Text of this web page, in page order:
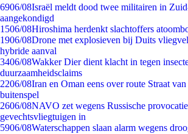
6906/08Israël meldt dood twee militairen in
aangekondigd
1506/08Hiroshima herdenkt slachtoffers
1906/08Drone met explosieven bij Duits
hybride aanval
3406/08Wakker Dier dient klacht in tegen
duurzaamheidsclaims
2206/08Iran en Oman eens over route Straat
buitenspel
2606/08NAVO zet wegens Russische
gevechtsvliegtuigen in
5906/08Waterschappen slaan alarm wegens